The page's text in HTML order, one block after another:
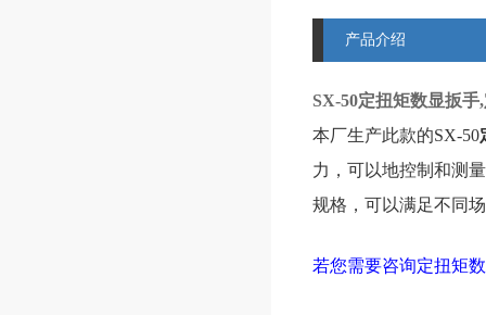
产品介绍
SX-50定扭矩数显扳
本厂生产此款的SX-50
力，可以地控制和测
规格，可以满足不同
若您需要咨询定扭矩